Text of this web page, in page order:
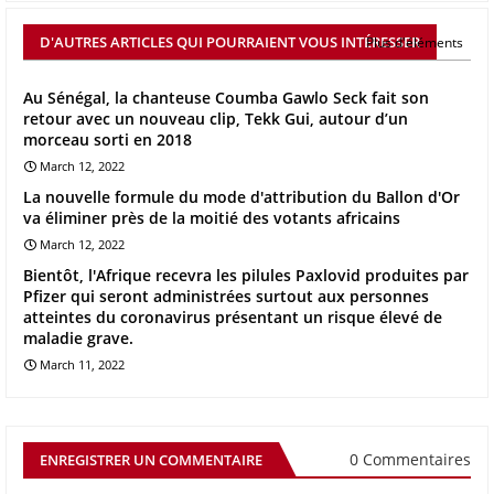
D'AUTRES ARTICLES QUI POURRAIENT VOUS INTÉRESSER
Plus d'éléments
Au Sénégal, la chanteuse Coumba Gawlo Seck fait son
retour avec un nouveau clip, Tekk Gui, autour d’un
morceau sorti en 2018
March 12, 2022
La nouvelle formule du mode d'attribution du Ballon d'Or
va éliminer près de la moitié des votants africains
March 12, 2022
Bientôt, l'Afrique recevra les pilules Paxlovid produites par
Pfizer qui seront administrées surtout aux personnes
atteintes du coronavirus présentant un risque élevé de
maladie grave.
March 11, 2022
ENREGISTRER UN COMMENTAIRE 0 Commentaires